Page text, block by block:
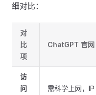
细对比：
对
比
项
ChatGPT 官网
访
问
需科学上网，IP